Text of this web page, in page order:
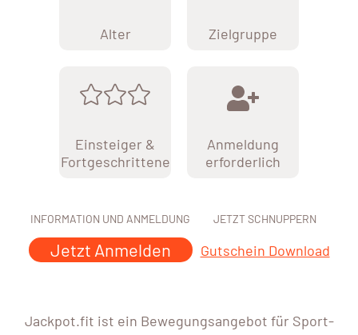
Alter Zielgruppe
Einsteiger &
Fortgeschrittene
Anmeldung
erforderlich
INFORMATION UND ANMELDUNG
Jetzt Anmelden
JETZT SCHNUPPERN
Gutschein Download
Jackpot.fit ist ein Bewegungsangebot für Sport-